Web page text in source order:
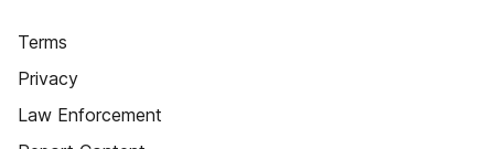
Terms
Privacy
Law Enforcement